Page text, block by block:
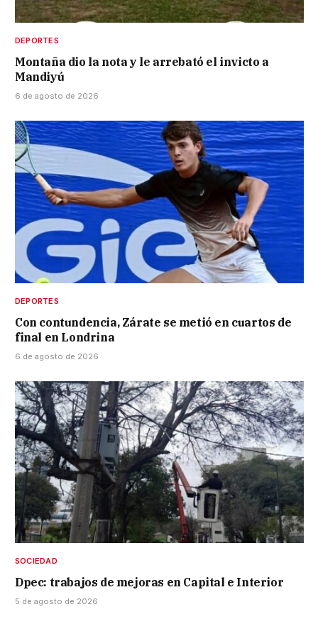
DEPORTES
Montaña dio la nota y le arrebató el invicto a
Mandiyú
6 de agosto de 2026
DEPORTES
Con contundencia, Zárate se metió en cuartos de
final en Londrina
6 de agosto de 2026
SOCIEDAD
Dpec: trabajos de mejoras en Capital e Interior
5 de agosto de 2026